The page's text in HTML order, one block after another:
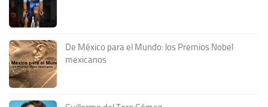
De México para el Mundo: los Premios Nobel
mexicanos